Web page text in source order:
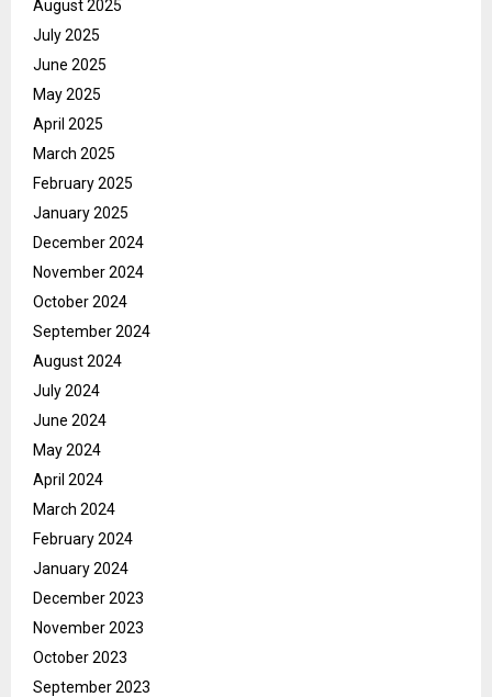
August 2025
July 2025
June 2025
May 2025
April 2025
March 2025
February 2025
January 2025
December 2024
November 2024
October 2024
September 2024
August 2024
July 2024
June 2024
May 2024
April 2024
March 2024
February 2024
January 2024
December 2023
November 2023
October 2023
September 2023